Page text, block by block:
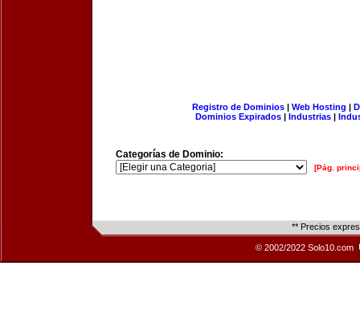
Registro de Dominios| Web Hosting |
Dominios Expirados | Industrias |
Categorías de Dominio:
[Pág.
** Precios
© 2002/2022 Solo10.com